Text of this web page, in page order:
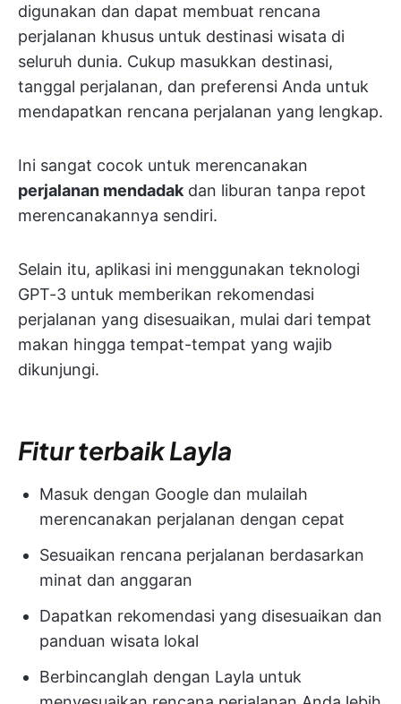
digunakan dan dapat membuat rencana
perjalanan khusus untuk destinasi wisata di
seluruh dunia. Cukup masukkan destinasi,
tanggal perjalanan, dan preferensi Anda untuk
mendapatkan rencana perjalanan yang lengkap.
Ini sangat cocok untuk merencanakan
perjalanan mendadak dan liburan tanpa repot
merencanakannya sendiri.
Selain itu, aplikasi ini menggunakan teknologi
GPT-3 untuk memberikan rekomendasi
perjalanan yang disesuaikan, mulai dari tempat
makan hingga tempat-tempat yang wajib
dikunjungi.
Fitur terbaik Layla
Masuk dengan Google dan mulailah
merencanakan perjalanan dengan cepat
Sesuaikan rencana perjalanan berdasarkan
minat dan anggaran
Dapatkan rekomendasi yang disesuaikan dan
panduan wisata lokal
Berbincanglah dengan Layla untuk